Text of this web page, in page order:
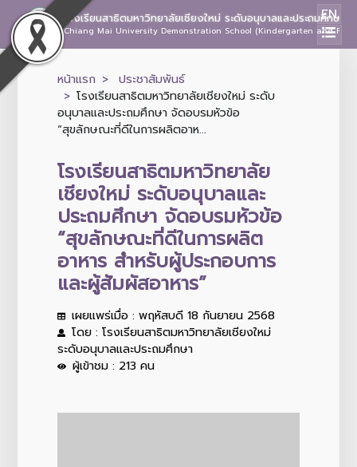
โรงเรียนสาธิตมหาวิทยาลัยเชียงใหม่ ระดับอนุบาลและประถมศึกษา
Chiang Mai University Demonstration School (Kindergarten and
EN
หน้าแรก
ประชาสัมพันธ์
โรงเรียนสาธิตมหาวิทยาลัยเชียงใหม่ ระดับ
อนุบาลและประถมศึกษา จัดอบรมหัวข้อ
“สุขลักษณะที่ดีในการผลิตอาห...
โรงเรียนสาธิตมหาวิทยาลัย
เชียงใหม่ ระดับอนุบาลและ
ประถมศึกษา จัดอบรมหัวข้อ
“สุขลักษณะที่ดีในการผลิต
อาหาร สำหรับผู้ประกอบการ
และผู้สัมผัสอาหาร”
เผยแพร่เมื่อ : พฤหัสบดี 18 กันยายน 2568
โดย : โรงเรียนสาธิตมหาวิทยาลัยเชียงใหม่
ระดับอนุบาลและประถมศึกษา
ผู้เข้าชม : 213 คน